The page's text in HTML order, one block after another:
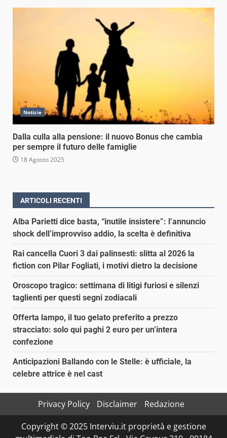
Notizie
Dalla culla alla pensione: il nuovo Bonus che cambia
per sempre il futuro delle famiglie
18 Agosto 2025
ARTICOLI RECENTI
Alba Parietti dice basta, “inutile insistere”: l’annuncio
shock dell’improvviso addio, la scelta è definitiva
Rai cancella Cuori 3 dai palinsesti: slitta al 2026 la
fiction con Pilar Fogliati, i motivi dietro la decisione
Oroscopo tragico: settimana di litigi furiosi e silenzi
taglienti per questi segni zodiacali
Offerta lampo, il tuo gelato preferito a prezzo
stracciato: solo qui paghi 2 euro per un’intera
confezione
Anticipazioni Ballando con le Stelle: è ufficiale, la
celebre attrice è nel cast
Privacy Policy Disclaimer
Redazione
Copyright © 2025 Interviu.it proprietà e gestione